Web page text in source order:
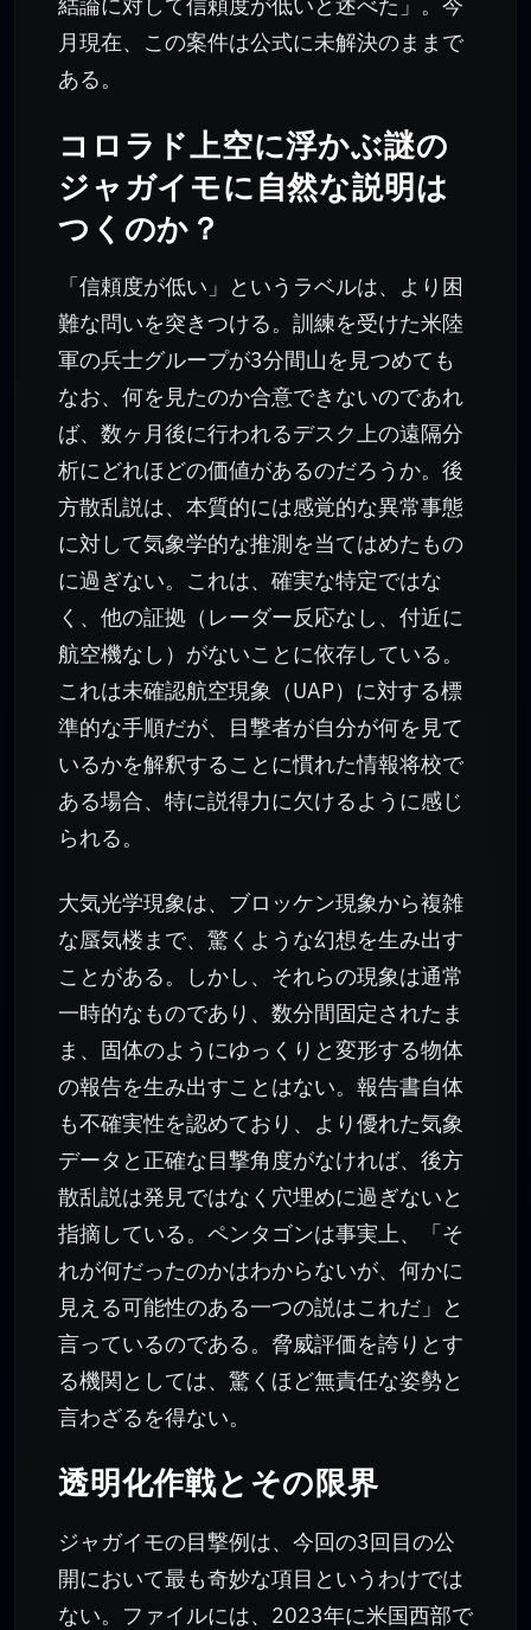
結論に対して信頼度が低いと述べた」。今
月現在、この案件は公式に未解決のままで
ある。
コロラド上空に浮かぶ謎の
ジャガイモに自然な説明は
つくのか？
「信頼度が低い」というラベルは、より困
難な問いを突きつける。訓練を受けた米陸
軍の兵士グループが3分間山を見つめても
なお、何を見たのか合意できないのであれ
ば、数ヶ月後に行われるデスク上の遠隔分
析にどれほどの価値があるのだろうか。後
方散乱説は、本質的には感覚的な異常事態
に対して気象学的な推測を当てはめたもの
に過ぎない。これは、確実な特定ではな
く、他の証拠（レーダー反応なし、付近に
航空機なし）がないことに依存している。
これは未確認航空現象（UAP）に対する標
準的な手順だが、目撃者が自分が何を見て
いるかを解釈することに慣れた情報将校で
ある場合、特に説得力に欠けるように感じ
られる。
大気光学現象は、ブロッケン現象から複雑
な蜃気楼まで、驚くような幻想を生み出す
ことがある。しかし、それらの現象は通常
一時的なものであり、数分間固定されたま
ま、固体のようにゆっくりと変形する物体
の報告を生み出すことはない。報告書自体
も不確実性を認めており、より優れた気象
データと正確な目撃角度がなければ、後方
散乱説は発見ではなく穴埋めに過ぎないと
指摘している。ペンタゴンは事実上、「そ
れが何だったのかはわからないが、何かに
見える可能性のある一つの説はこれだ」と
言っているのである。脅威評価を誇りとす
る機関としては、驚くほど無責任な姿勢と
言わざるを得ない。
透明化作戦とその限界
ジャガイモの目撃例は、今回の3回目の公
開において最も奇妙な項目というわけでは
ない。ファイルには、2023年に米国西部で